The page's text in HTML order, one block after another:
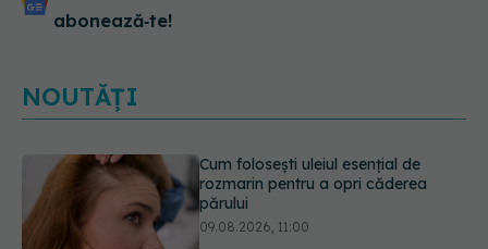
abonează‑te!
NOUTĂȚI
Secretul ciocolatei perfecte a fost
descoperit. Nu se află în rețetă
09.08.2026, 10:00